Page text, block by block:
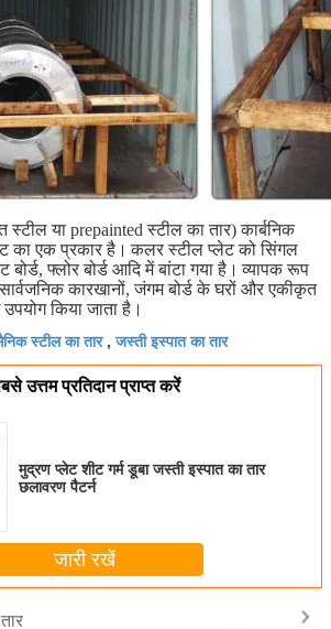
स्टील या prepainted स्टील का तार) कार्बनिक
का एक प्रकार है। कलर स्टील प्लेट को सिंगल
फ्लोर बोर्ड आदि में बांटा गया है। व्यापक रूप
कारखानों, जंगम बोर्ड के घरों और एकीकृत
किया जाता है।
स्टील का तार,जस्ती इस्पात का तार
उत्तम प्रतिदान प्राप्त करें
मुद्रण प्लेट शीट गर्म डूबा जस्ती इस्पात का तार
छलावरण पैटर्न
जारी रखें